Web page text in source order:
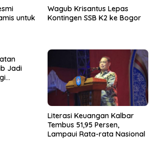
untuk
Wagub Krisantus Lepas
Kontingen SSB K2 ke Bogor
Jadi
Literasi Keuangan Kalbar
Tembus 51,95 Persen,
Lampaui Rata-rata Nasional